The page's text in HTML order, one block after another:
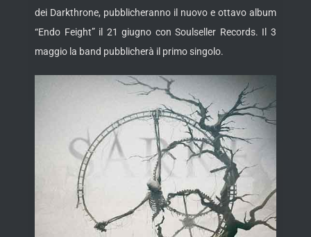
dei Darkthrone, pubblicheranno il nuovo e ottavo album
“Endo Feight” il 21 giugno con Soulseller Records. Il 3
maggio la band pubblicherà il primo singolo.